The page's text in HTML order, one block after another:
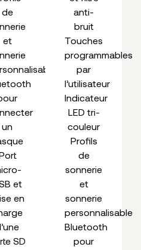
de
et
un
et
en
SD
anti-
bruit
Touches
programmables
par
l’utilisateur
Indicateur
LED tri-
couleur
Profils
de
sonnerie
et
sonnerie
personnalisable
Bluetooth
pour